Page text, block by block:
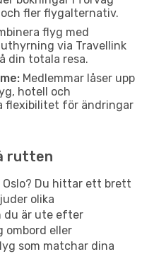
fler flygalternativ.
flyg med
via Travellink
din totala resa.
Medlemmar låser upp
hotell och
flexibilitet för ändringar
rutten
Oslo? Du hittar ett brett
olika
du är ute efter
ombord eller
som matchar dina